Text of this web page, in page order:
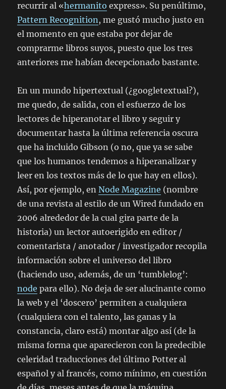
recurrir al «hermanito express». Su penúltimo,
Pattern Recognition, me gustó mucho justo en
el momento en que estaba por dejar de
comprarme libros suyos, puesto que los tres
anteriores me habían decepcionado bastante.
En un mundo hipertextual (¿googletextual?),
me quedo, de salida, con el esfuerzo de los
lectores de hiperanotar el libro y seguir y
documentar hasta la última referencia oscura
que ha incluido Gibson (o no, que ya se sabe
que los humanos tendemos a hiperanalizar y
leer en los textos más de lo que hay en ellos).
Así, por ejemplo, enNode Magazine (nombre
de una revista al estilo de un Wired fundado en
2006 alrededor de la cual gira parte de la
historia) un lector autoerigido en editor /
comentarista / anotador / investigador recopila
información sobre el universo del libro
(haciendo uso, además, de un ‘tumblelog’:
node para ello). No deja de ser alucinante como
la web y el ‘doscero’ permiten a cualquiera
(cualquiera con el talento, las ganas y la
constancia, claro está) montar algo así (de la
misma forma que aparecieron con la predecible
celeridad traducciones del último Potter al
español y al francés, como mínimo, en cuestión